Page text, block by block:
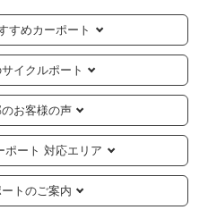
すめカーポート
イクルポート
お客様の声
ポート 対応エリア
トのご案内